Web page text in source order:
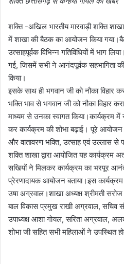
शक्ति -अखिल भारतीय मारवाड़ी शक्ति
में शाखा की बैठक का आयोजन किया
उत्साहपूर्वक विभिन्न गतिविधियों में भाग
गई, जिसमें सभी ने आनंदपूर्वक सहभागिता
किया।
इसके साथ ही भगवान जी को नौका विहार
भक्ति भाव से भगवान जी को नौका विहार
माध्यम से उनका स्वागत किया।कार्यक्रम
कर कार्यक्रम की शोभा बढ़ाई। पूरे
और वातावरण भक्ति, उत्साह एवं उल्लास से
शक्ति शाखा द्वारा आयोजित यह कार्यक्रम
सखियों ने मिलकर कार्यक्रम का भरपूर
प्रेरणादायक आयोजन बताया।इस कार्यक्रम
उषा अग्रवाल।शाखा अध्यक्ष श्रीमती
बाल विकास प्रमुख राखी अग्रवाल, सचिव
उपाध्यक्ष आशा गोयल, सरिता अग्रवाल,
शोभा जी सहित सभी महिलाओं ने उपस्थित